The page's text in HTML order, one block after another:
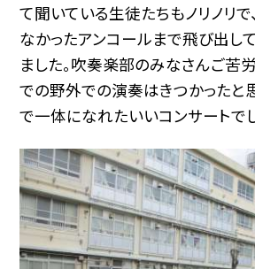
て聞いている生徒たちもノリノリ
なかったアンコールまで飛び出し
ました。吹奏楽部のみなさんご苦
での野外での演奏はきつかったと
で一体になれたいいコンサートで